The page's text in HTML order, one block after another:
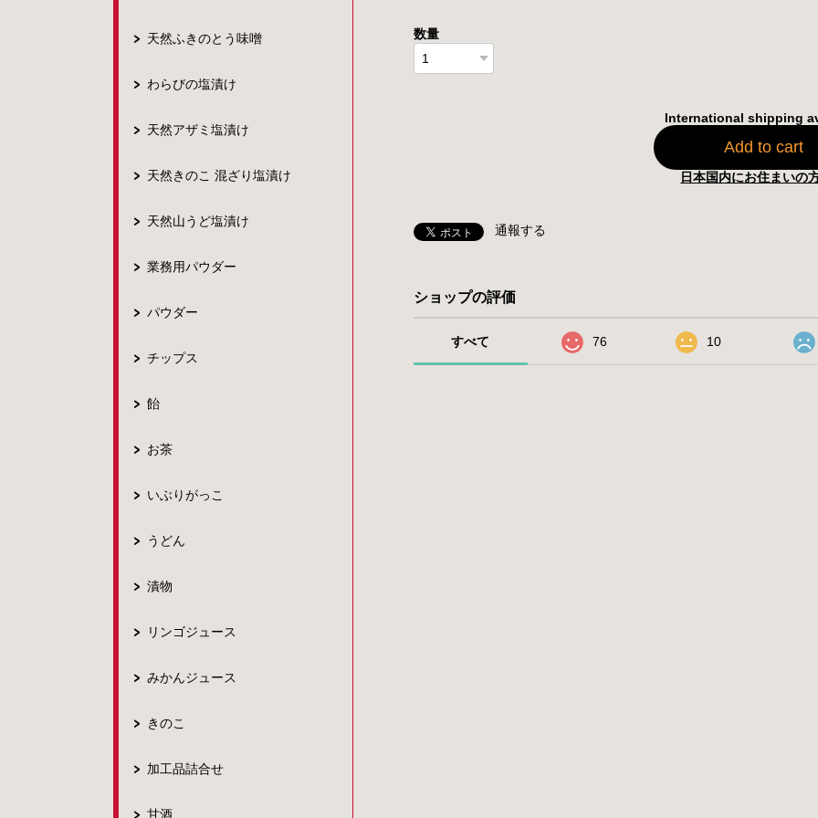
天然ふきのとう味噌
わらびの塩漬け
天然アザミ塩漬け
天然きのこ 混ざり塩漬け
天然山うど塩漬け
業務用パウダー
パウダー
チップス
飴
お茶
いぶりがっこ
うどん
漬物
リンゴジュース
みかんジュース
きのこ
加工品詰合せ
甘酒
数量
International shipping
Add to cart
日本国内にお住まいの
通報する
ショップの評価
すべて 76 10